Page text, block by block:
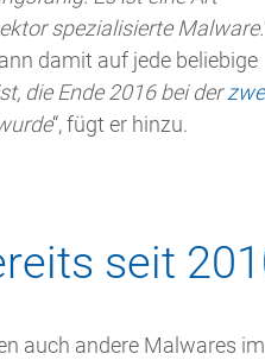
spezialisierte Malware.
damit auf jede beliebige
die Ende 2016 bei der
“, fügt er hinzu.
seit
auch andere Malwares im